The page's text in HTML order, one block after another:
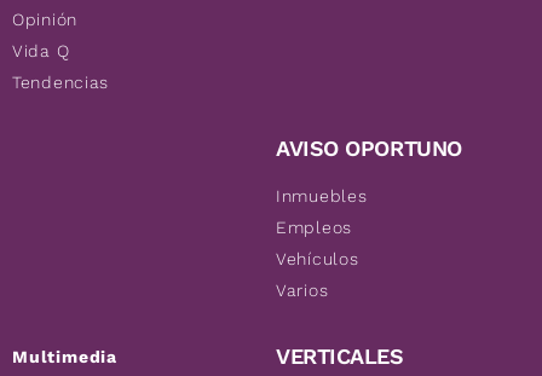
Opinión
Vida Q
Tendencias
Multimedia
AVISO OPORTUNO
Inmuebles
Empleos
Vehículos
Varios
VERTICALES